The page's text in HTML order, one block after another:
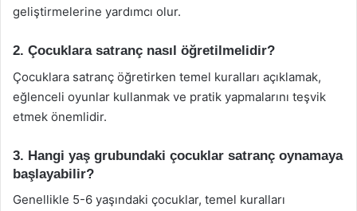
geliştirmelerine yardımcı olur.
2. Çocuklara satranç nasıl öğretilmelidir?
Çocuklara satranç öğretirken temel kuralları açıklamak,
eğlenceli oyunlar kullanmak ve pratik yapmalarını teşvik
etmek önemlidir.
3. Hangi yaş grubundaki çocuklar satranç oynamaya
başlayabilir?
Genellikle 5-6 yaşındaki çocuklar, temel kuralları